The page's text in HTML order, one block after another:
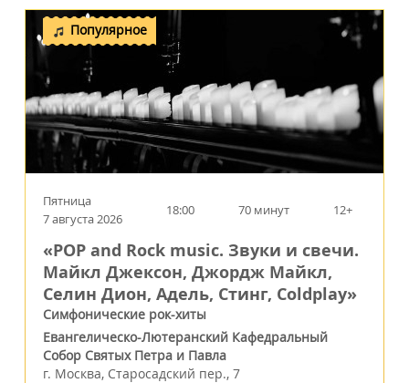
Популярное
Пятница
7 августа 2026
18:00 70 минут 12+
«POP and Rock music. Звуки и свечи.
Майкл Джексон, Джордж Майкл,
Селин Дион, Адель, Стинг, Coldplay»
Симфонические рок-хиты
Евангелическо-Лютеранский Кафедральный
Собор Святых Петра и Павла
г. Москва, Старосадский пер., 7